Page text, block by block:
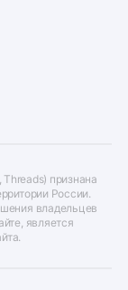
признана
России.
владельцев
является